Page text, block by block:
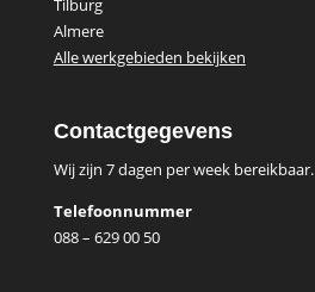
Tilburg
Almere
Alle werkgebieden bekijken
Contactgegevens
Wij zijn 7 dagen per week bereikbaar.
Telefoonnummer
088 – 629 00 50